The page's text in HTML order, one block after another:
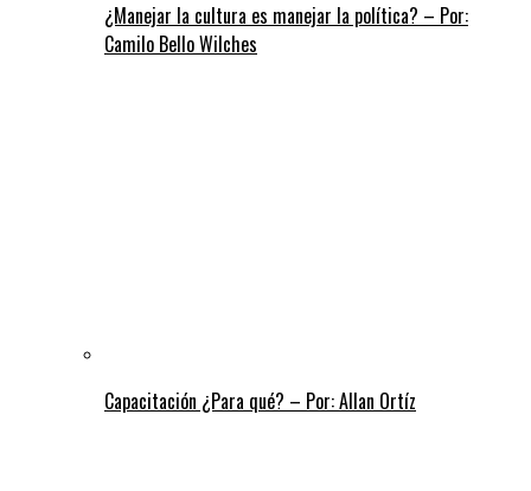
¿Manejar la cultura es manejar la política? – Por:
Camilo Bello Wilches
Capacitación ¿Para qué? – Por: Allan Ortíz